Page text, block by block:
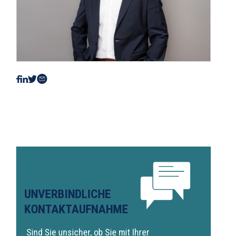
UNVERBINDLICHE
KONTAKTAUFNAHME
Sind Sie unsicher, ob Sie mit Ihrer